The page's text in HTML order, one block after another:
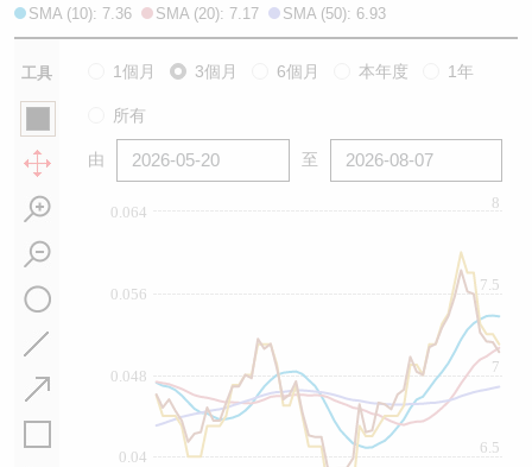
SMA (10): 7.36 SMA (20): 7.17 SMA (50): 6.93
工具 1個月 3個月 6個月 本年度 1年
所有
由 至
0.04
0.048
0.056
0.064
6.5
7
7.5
8